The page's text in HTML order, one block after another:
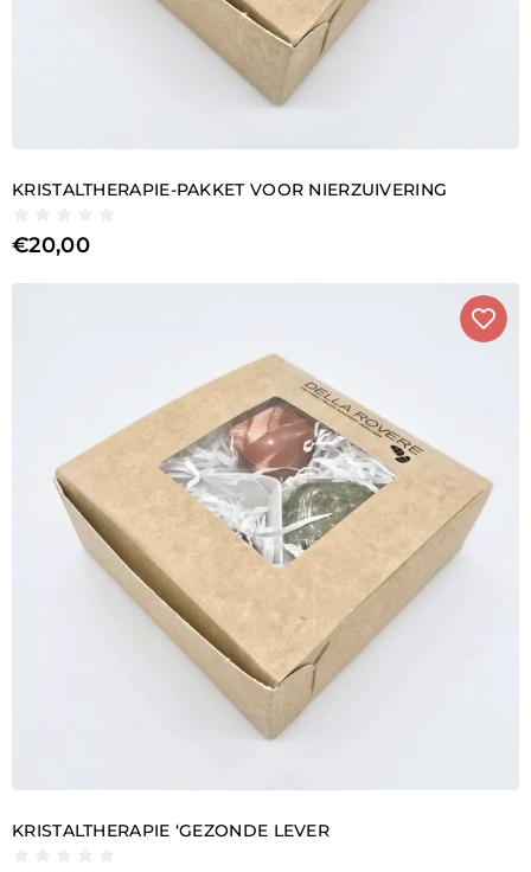
KRISTALTHERAPIE-PAKKET VOOR NIERZUIVERING
€20,00
KRISTALTHERAPIE ‘GEZONDE LEVER